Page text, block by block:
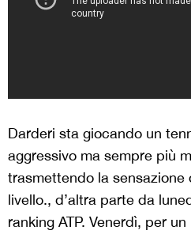
Darderi sta giocando un
aggressivo ma sempre più
trasmettendo la
livello., d’altra parte da
ranking ATP. Venerdì, per